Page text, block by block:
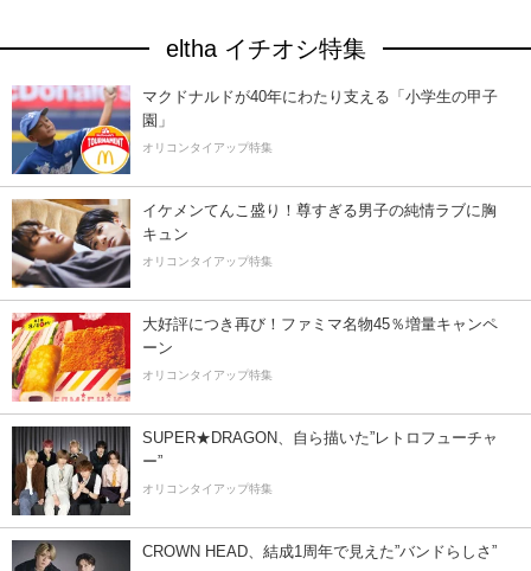
eltha イチオシ特集
マクドナルドが40年にわたり支える「小学生の甲子
園」
オリコンタイアップ特集
イケメンてんこ盛り！尊すぎる男子の純情ラブに胸
キュン
オリコンタイアップ特集
大好評につき再び！ファミマ名物45％増量キャンペ
ーン
オリコンタイアップ特集
SUPER★DRAGON、自ら描いた”レトロフューチャ
ー”
オリコンタイアップ特集
CROWN HEAD、結成1周年で見えた”バンドらしさ”